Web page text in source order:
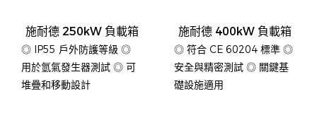
施耐德 250kW 負載箱
◎ IP55 戶外防護等級 ◎
用於氫氣發生器測試 ◎ 可
堆疊和移動設計
施耐德 400kW 負載箱
◎ 符合 CE 60204 標準 ◎
安全與精密測試 ◎ 關鍵基
礎設施適用